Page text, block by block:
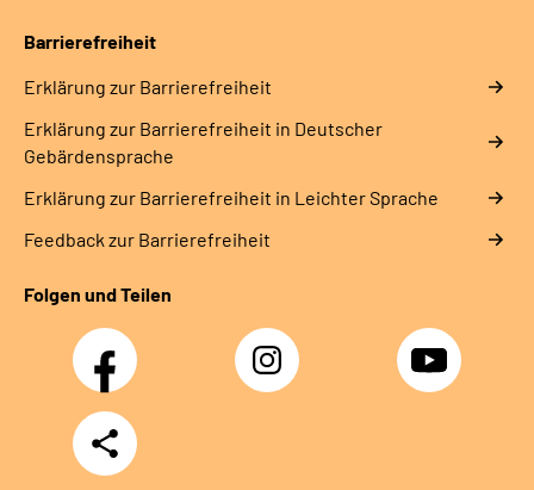
Barrierefreiheit
Erklärung zur Barrierefreiheit
Erklärung zur Barrierefreiheit in Deutscher
Gebärdensprache
Erklärung zur Barrierefreiheit in Leichter Sprache
Feedback zur Barrierefreiheit
Folgen und Teilen
Facebook Instagram YouTube
Teilen